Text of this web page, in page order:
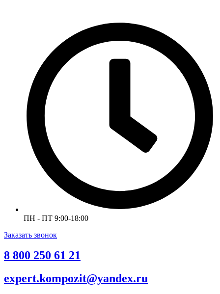
ПН - ПТ 9:00-18:00
Заказать звонок
8 800 250 61 21
expert.kompozit@yandex.ru